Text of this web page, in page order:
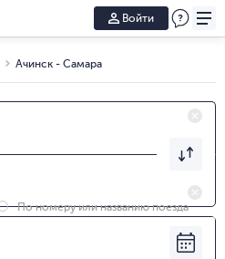
Войти
Ачинск - Самара
По номеру или названию поезда